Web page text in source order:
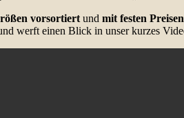
vorsortiert und mit festen Preisen
werft einen Blick in unser kurzes